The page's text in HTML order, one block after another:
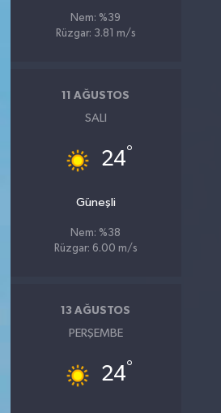
Nem: %39
Rüzgar: 3.81 m/s
11 AĞUSTOS
SALI
24°
Güneşli
Nem: %38
Rüzgar: 6.00 m/s
13 AĞUSTOS
PERŞEMBE
24°